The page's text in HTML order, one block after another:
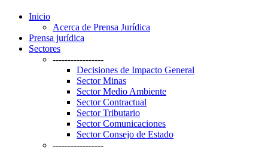
Inicio
Acerca de Prensa Jurídica
Prensa jurídica
Sectores
-----------------
Decisiones de Impacto General
Sector Minas
Sector Medio Ambiente
Sector Contractual
Sector Tributario
Sector Comunicaciones
Sector Consejo de Estado
-----------------